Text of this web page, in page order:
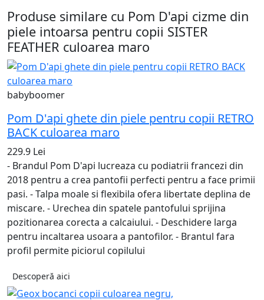
Produse similare cu Pom D'api cizme din
piele intoarsa pentru copii SISTER
FEATHER culoarea maro
babyboomer
Pom D'api ghete din piele pentru copii RETRO
BACK culoarea maro
229.9 Lei
- Brandul Pom D'api lucreaza cu podiatrii francezi din
2018 pentru a crea pantofii perfecti pentru a face primii
pasi. - Talpa moale si flexibila ofera libertate deplina de
miscare. - Urechea din spatele pantofului sprijina
pozitionarea corecta a calcaiului. - Deschidere larga
pentru incaltarea usoara a pantofilor. - Brantul fara
profil permite piciorul copilului
Descoperă aici